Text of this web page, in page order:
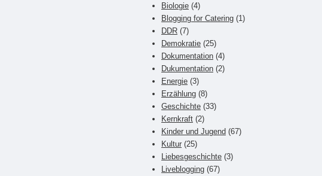
Biologie (4)
Blogging for Catering (1)
DDR (7)
Demokratie (25)
Dokumentation (4)
Dukumentation (2)
Energie (3)
Erzählung (8)
Geschichte (33)
Kernkraft (2)
Kinder und Jugend (67)
Kultur (25)
Liebesgeschichte (3)
Liveblogging (67)